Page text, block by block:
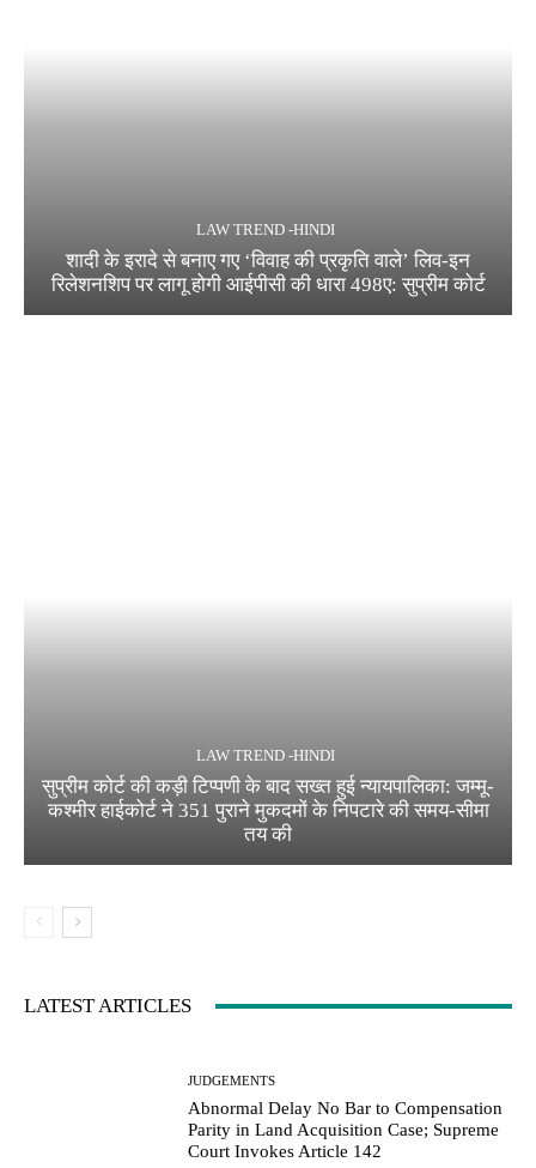
LAW TREND -HINDI
शादी के इरादे से बनाए गए ‘विवाह की प्रकृति वाले’ लिव-इन
रिलेशनशिप पर लागू होगी आईपीसी की धारा 498ए: सुप्रीम कोर्ट
LAW TREND -HINDI
सुप्रीम कोर्ट की कड़ी टिप्पणी के बाद सख्त हुई न्यायपालिका: जम्मू-
कश्मीर हाईकोर्ट ने 351 पुराने मुकदमों के निपटारे की समय-सीमा
तय की
LATEST ARTICLES
JUDGEMENTS
Abnormal Delay No Bar to Compensation
Parity in Land Acquisition Case; Supreme
Court Invokes Article 142